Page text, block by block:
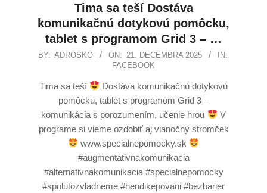
Tima sa teší Dostáva
komunikačnú dotykovú pomôcku,
tablet s programom Grid 3 – …
BY: ADROSKO ON: 21. DECEMBRA 2025
IN:
FACEBOOK
Tima sa teší
Dostáva komunikačnú dotykovú
pomôcku, tablet s programom Grid 3 –
komunikácia s porozumením, učenie hrou
V
programe si vieme ozdobiť aj vianočný stromček
www.specialnepomocky.sk
#augmentativnakomunikacia
#alternativnakomunikacia #specialnepomocky
#spolutozvladneme #hendikepovani #bezbarier